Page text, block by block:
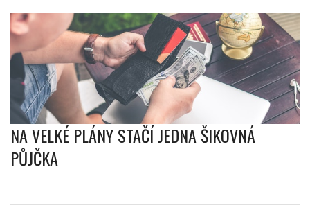
NA VELKÉ PLÁNY STAČÍ JEDNA ŠIKOVNÁ
PŮJČKA